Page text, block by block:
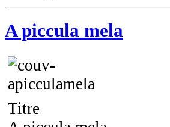
A piccula mela
Titre